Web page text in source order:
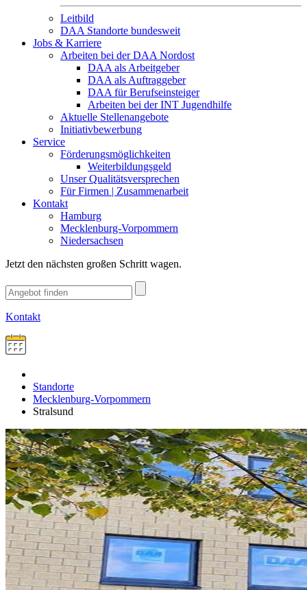
Leitbild
DAA Standorte bundesweit
Jobs & Karriere
Arbeiten bei der DAA Nordost
DAA als Arbeitgeber
DAA als Auftraggeber
DAA für Berufseinsteiger
Arbeiten bei der INT Jugendhilfe
Aktuelle Stellenangebote
Initiativbewerbung
Service
Förderungsmöglichkeiten
Weiterbildungsgeld
Unser Qualitätsversprechen
Für Firmen | Zusammenarbeit
Kontakt
Hamburg
Mecklenburg-Vorpommern
Niedersachsen
Jetzt den nächsten großen Schritt wagen.
Kontakt
Standorte
Mecklenburg-Vorpommern
Stralsund